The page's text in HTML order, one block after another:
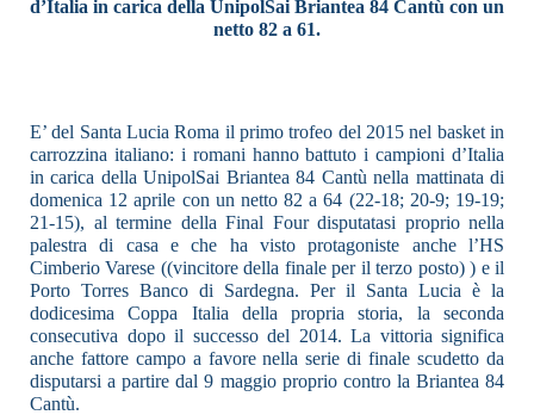
d’Italia in carica della UnipolSai Briantea 84 Cantù con un
netto 82 a 61.
E’ del Santa Lucia Roma il primo trofeo del 2015 nel basket in
carrozzina italiano: i romani hanno battuto i campioni d’Italia
in carica della UnipolSai Briantea 84 Cantù nella mattinata di
domenica 12 aprile con un netto 82 a 64 (22-18; 20-9; 19-19;
21-15), al termine della Final Four disputatasi proprio nella
palestra di casa e che ha visto protagoniste anche l’HS
Cimberio Varese ((vincitore della finale per il terzo posto) ) e il
Porto Torres Banco di Sardegna. Per il Santa Lucia è la
dodicesima Coppa Italia della propria storia, la seconda
consecutiva dopo il successo del 2014. La vittoria significa
anche fattore campo a favore nella serie di finale scudetto da
disputarsi a partire dal 9 maggio proprio contro la Briantea 84
Cantù.